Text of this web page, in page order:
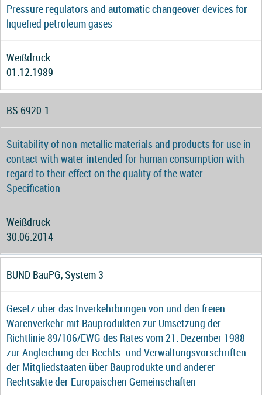
Pressure regulators and automatic changeover devices for
liquefied petroleum gases
Weißdruck
01.12.1989
BS 6920-1
Suitability of non-metallic materials and products for use in
contact with water intended for human consumption with
regard to their effect on the quality of the water.
Specification
Weißdruck
30.06.2014
BUND BauPG, System 3
Gesetz über das Inverkehrbringen von und den freien
Warenverkehr mit Bauprodukten zur Umsetzung der
Richtlinie 89/106/EWG des Rates vom 21. Dezember 1988
zur Angleichung der Rechts- und Verwaltungsvorschriften
der Mitgliedstaaten über Bauprodukte und anderer
Rechtsakte der Europäischen Gemeinschaften